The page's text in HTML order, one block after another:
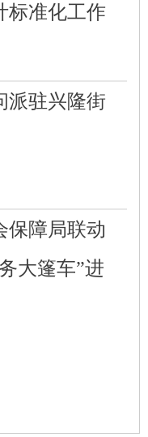
标准化工作
派驻兴隆街
保障局联动
大篷车”进